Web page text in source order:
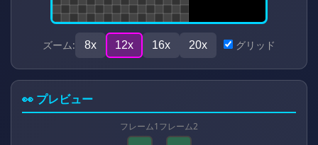
ズーム: 8x 12x 16x 20x グリッド
👀 プレビュー
フレーム1フレーム2